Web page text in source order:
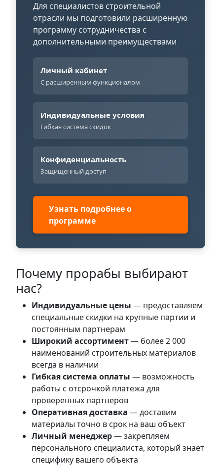
Для специалистов строительной
отрасли мы подготовили расширенную
программу сотрудничества с
дополнительными преимуществами
Личный кабинет
С расширенным функционалом
Индивидуальные условия
Гибкая система скидок
Конфиденциальность
Защищенный доступ
Узнать подробнее о
программе
Почему прорабы выбирают
нас?
Индивидуальные цены — предоставляем
специальные скидки на крупные партии и
постоянным партнерам
Широкий ассортимент— более 2 000
наименований строительных материалов
всегда в наличии
Гибкая система оплаты — возможность
работы с отсрочкой платежа для
проверенных партнеров
Оперативная доставка — доставим
материалы точно в срок на ваш объект
Личный менеджер— закрепляем
персонального специалиста, который знает
специфику вашего объекта